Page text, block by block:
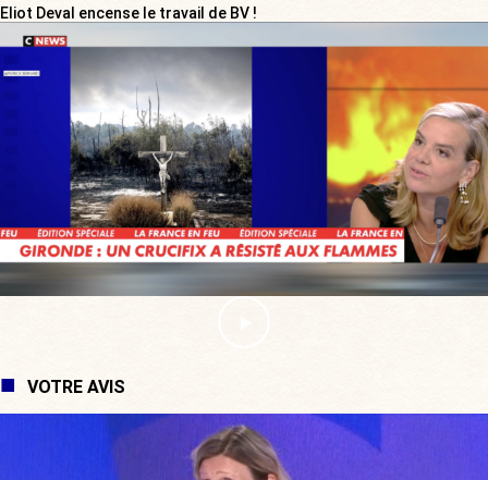
Eliot Deval encense le travail de BV !
VOTRE AVIS